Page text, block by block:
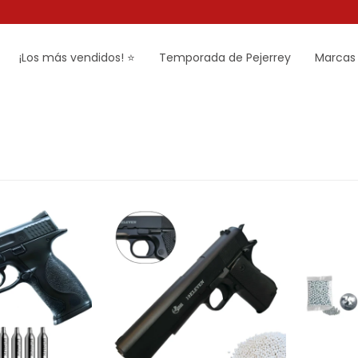
¡Los más vendidos! ⭐ Temporada de Pejerrey Marcas